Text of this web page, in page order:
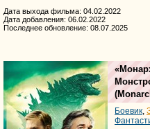
Дата выхода фильма: 04.02.2022
Дата добавления: 06.02.2022
Последнее обновление: 08.07.2025
(
Боевик